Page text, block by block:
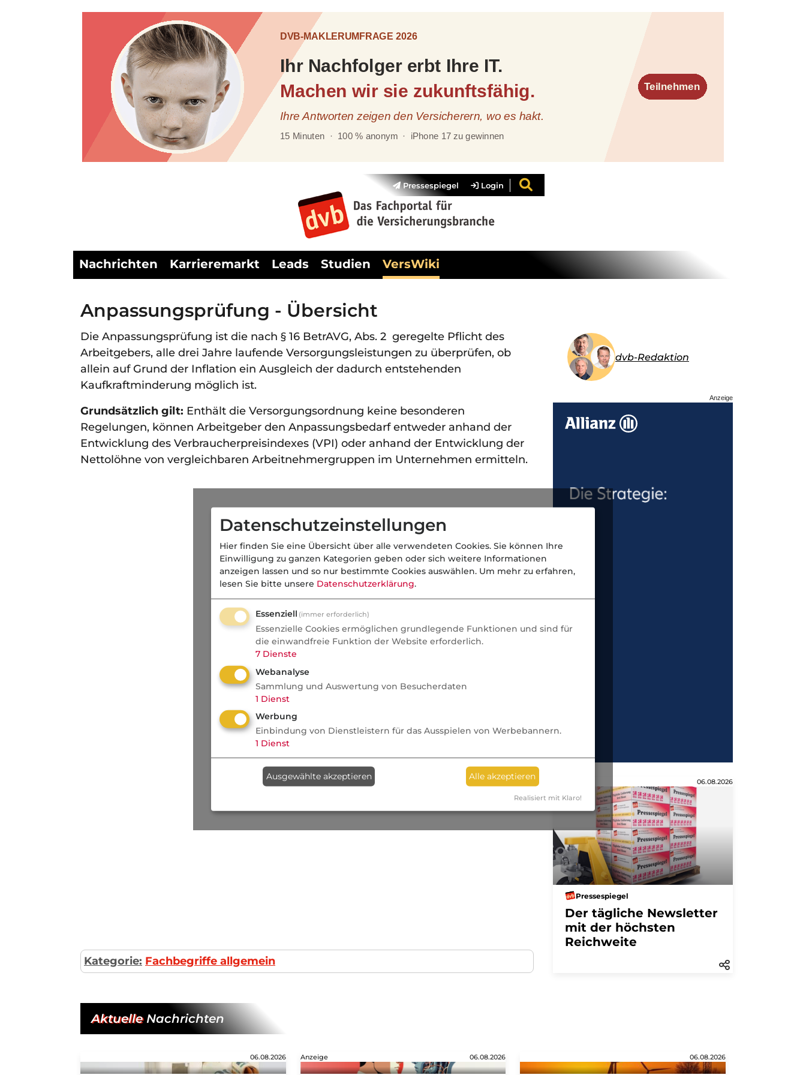
Pressespiegel Login
Nachrichten Karrieremarkt Leads Studien VersWiki
Anpassungsprüfung - Übersicht
Die Anpassungsprüfung ist die nach § 16 BetrAVG, Abs. 2 geregelte Pflicht des
Arbeitgebers, alle drei Jahre laufende Versorgungsleistungen zu überprüfen, ob
allein auf Grund der Inflation ein Ausgleich der dadurch entstehenden
Kaufkraftminderung möglich ist.
Grundsätzlich gilt: Enthält die Versorgungsordnung keine besonderen
Regelungen, können Arbeitgeber den Anpassungsbedarf entweder anhand der
Entwicklung des Verbraucherpreisindexes (VPI) oder anhand der Entwicklung der
Nettolöhne von vergleichbaren Arbeitnehmergruppen im Unternehmen ermitteln.
Kategorie: Fachbegriffe allgemein
dvb-Redaktion
Anzeige
06.08.2026
Pressespiegel
Der tägliche Newsletter
mit der höchsten
Reichweite
AktuelleNachrichten
06.08.2026 Anzeige 06.08.2026 06.08.2026
Datenschutzeinstellungen
Hier finden Sie eine Übersicht über alle verwendeten Cookies. Sie können Ihre
Einwilligung zu ganzen Kategorien geben oder sich weitere Informationen
anzeigen lassen und so nur bestimmte Cookies auswählen. Um mehr zu erfahren,
lesen Sie bitte unsere Datenschutzerklärung.
Essenziell (immer erforderlich)
Essenzielle Cookies ermöglichen grundlegende Funktionen und sind für
die einwandfreie Funktion der Website erforderlich.
7 Dienste
Webanalyse
Sammlung und Auswertung von Besucherdaten
1 Dienst
Werbung
Einbindung von Dienstleistern für das Ausspielen von Werbebannern.
1 Dienst
Ausgewählte akzeptieren Alle akzeptieren
Realisiert mit Klaro!